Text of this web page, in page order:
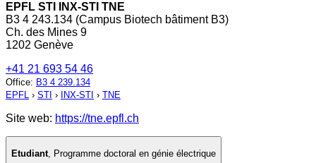
EPFL STI INX-STI TNE
B3 4 243.134 (Campus Biotech bâtiment B3)
Ch. des Mines 9
1202 Genève
+41 21 693 54 46
Office: B3 4 239.134
EPFL › STI › INX-STI › TNE
Site web: https://tne.epfl.ch
Etudiant Programme doctoral en génie électrique